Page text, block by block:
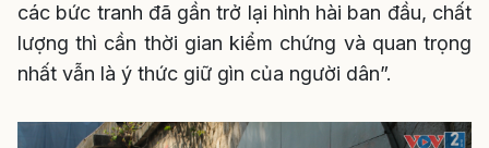
các bức tranh đã gần trở lại hình hài ban đầu, chất
lượng thì cần thời gian kiểm chứng và quan trọng
nhất vẫn là ý thức giữ gìn của người dân”.